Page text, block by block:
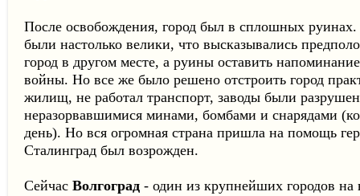
После освобождения, город был в сплошных
были настолько велики, что высказывались
город в другом месте, а руины оставить
войны. Но все же было решено отстроить город
жилищ, не работал транспорт, заводы были
неразорвавшимися минами, бомбами и снарядами
день). Но вся огромная страна пришла на помощь
Сталинград был возрожден.
Сейчас Волгоград - один из крупнейших городов